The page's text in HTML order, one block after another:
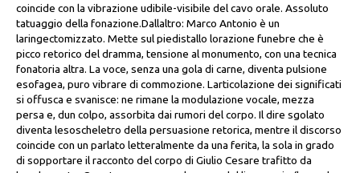
coincide con la vibrazione udibile-visibile del cavo orale. Assoluto
tatuaggio della fonazione.Dallaltro: Marco Antonio è un
laringectomizzato. Mette sul piedistallo lorazione funebre che è
picco retorico del dramma, tensione al monumento, con una tecnica
fonatoria altra. La voce, senza una gola di carne, diventa pulsione
esofagea, puro vibrare di commozione. Larticolazione dei significati
si offusca e svanisce: ne rimane la modulazione vocale, mezza
persa e, dun colpo, assorbita dai rumori del corpo. Il dire sgolato
diventa lesoscheletro della persuasione retorica, mentre il discorso
coincide con un parlato letteralmente da una ferita, la sola in grado
di sopportare il racconto del corpo di Giulio Cesare trafitto da